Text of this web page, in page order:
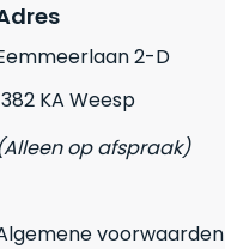
2-D
KA Weesp
op afspraak)
voorwaarden